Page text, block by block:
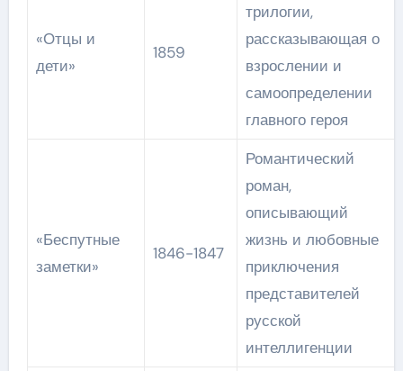
«Отцы и
дети»
1859
трилогии,
рассказывающая о
взрослении и
самоопределении
главного героя
«Беспутные
заметки»
1846-1847
Романтический
роман,
описывающий
жизнь и любовные
приключения
представителей
русской
интеллигенции